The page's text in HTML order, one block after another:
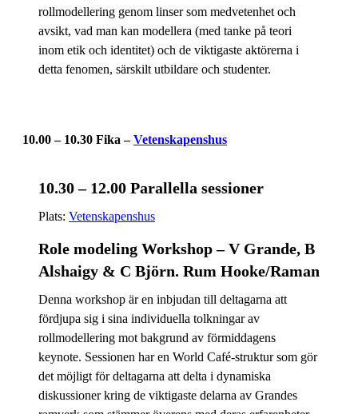
rollmodellering genom linser som medvetenhet och
avsikt, vad man kan modellera (med tanke på teori
inom etik och identitet) och de viktigaste aktörerna i
detta fenomen, särskilt utbildare och studenter.
10.00 – 10.30 Fika –Vetenskapenshus
10.30 – 12.00 Parallella sessioner
Plats: Vetenskapenshus
Role modeling Workshop – V Grande, B
Alshaigy & C Björn. Rum Hooke/Raman
Denna workshop är en inbjudan till deltagarna att
fördjupa sig i sina individuella tolkningar av
rollmodellering mot bakgrund av förmiddagens
keynote. Sessionen har en World Café-struktur som gör
det möjligt för deltagarna att delta i dynamiska
diskussioner kring de viktigaste delarna av Grandes